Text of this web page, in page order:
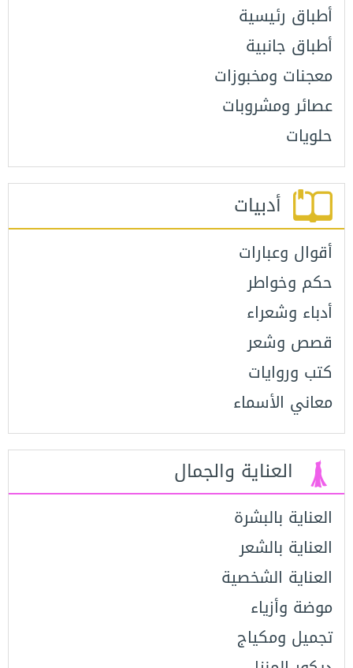
أطباق رئيسية
أطباق جانبية
معجنات ومخبوزات
عصائر ومشروبات
حلويات
أدبيات
أقوال وعبارات
حكم وخواطر
أدباء وشعراء
قصص وشعر
كتب وروايات
معاني الأسماء
العناية والجمال
العناية بالبشرة
العناية بالشعر
العناية الشخصية
موضة وأزياء
تجميل ومكياج